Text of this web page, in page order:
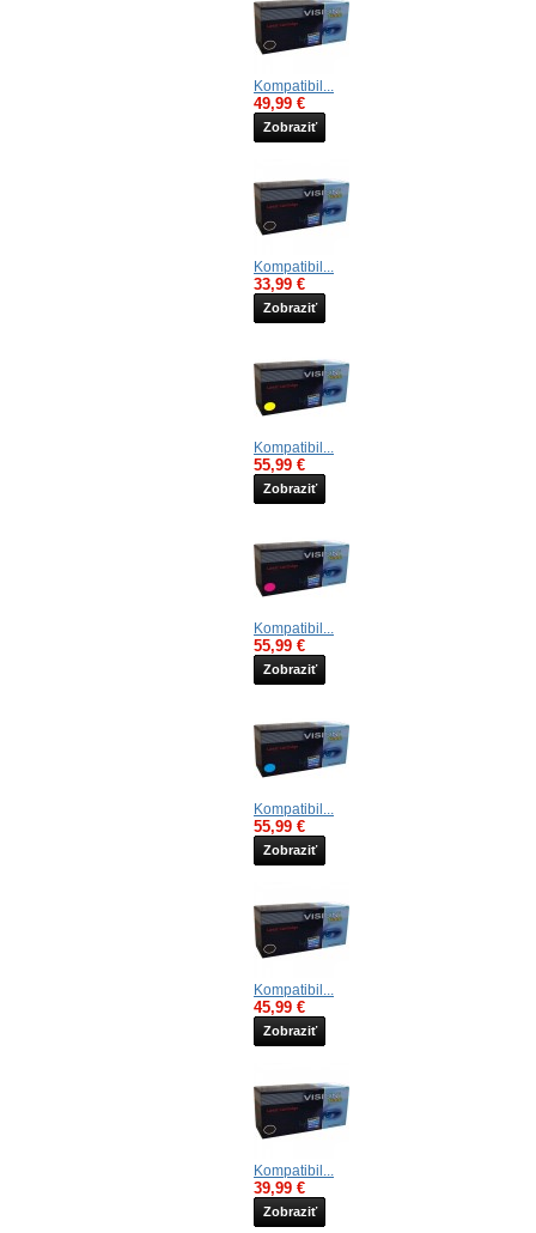
Kompatibil...
49,99 €
Zobraziť
Kompatibil...
33,99 €
Zobraziť
Kompatibil...
55,99 €
Zobraziť
Kompatibil...
55,99 €
Zobraziť
Kompatibil...
55,99 €
Zobraziť
Kompatibil...
45,99 €
Zobraziť
Kompatibil...
39,99 €
Zobraziť